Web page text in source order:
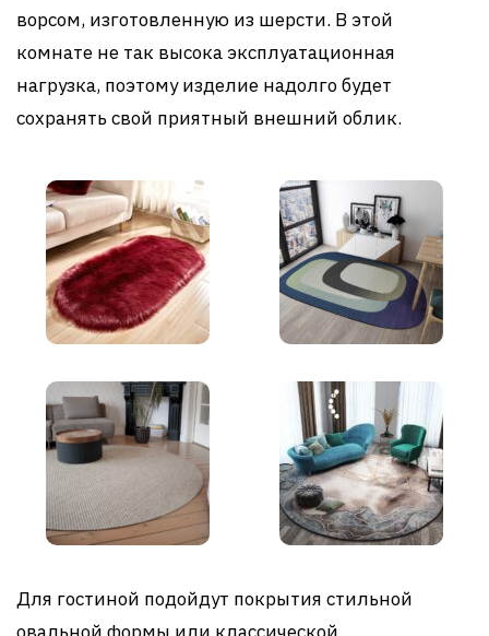
ворсом, изготовленную из шерсти. В этой
комнате не так высока эксплуатационная
нагрузка, поэтому изделие надолго будет
сохранять свой приятный внешний облик.
Для гостиной подойдут покрытия стильной